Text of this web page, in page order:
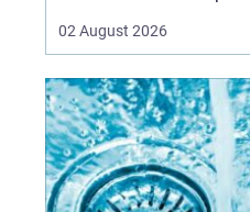
dyre forsinkelser. Mange
mod Baltikum, Ukraine
og resten af regionen for
at finde nye kunder og
leverandører. Men v...
02 August 2026